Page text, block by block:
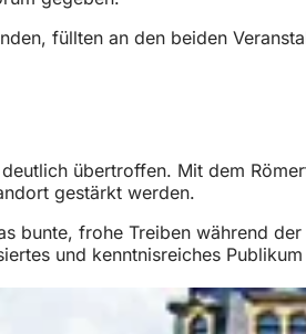
füllten an den beiden
übertroffen. Mit dem
gestärkt werden.
bunte, frohe Treiben während
und kenntnisreiches